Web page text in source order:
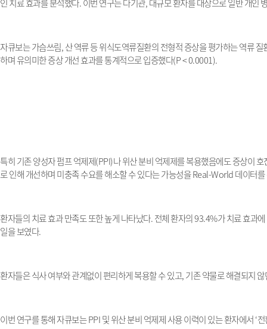
인 치료 효과를 분석했다.이번 연구는 다기관,대규모 환자를 대상으로 일반 개인
자큐보는 가슴쓰림,산 역류 등 위식도역류질환의 전형적 증상을 평가하는 역류 질
하며 유의미한 증상 개선 효과를 통계적으로 입증했다(P < 0.0001).
특히 기존 양성자 펌프 억제제(PPI)나 위산 분비 억제제를 복용했음에도 증상이
로 인해 개선하며 미충족 수요를 해소할 수 있다는 가능성을Real-World데이터
환자들의 치료 효과 만족도 또한 높게 나타났다.전체 환자의93.4%가 치료 효과
일을 보였다.
환자들은 식사 여부와 관계없이 편리하게 복용할 수 있고,기존 약물로 해결되지
이번 연구를 통해 자큐보는PPI및 위산 분비 억제제 사용 이력이 있는 환자에서‘